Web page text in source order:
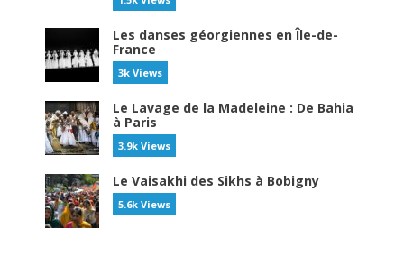
Les danses géorgiennes en Île-de-
France
3k Views
Le Lavage de la Madeleine : De Bahia
à Paris
3.9k Views
Le Vaisakhi des Sikhs à Bobigny
5.6k Views